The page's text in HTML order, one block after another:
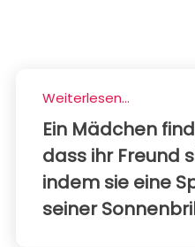
Weiterlesen...
Ein Mädchen
dass ihr Freund
indem sie eine
seiner